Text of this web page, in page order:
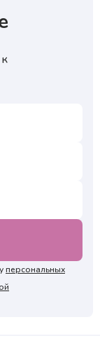
персональных